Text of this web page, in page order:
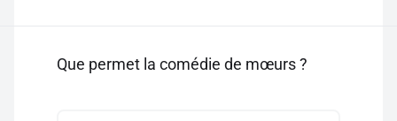
Que permet la comédie de mœurs ?